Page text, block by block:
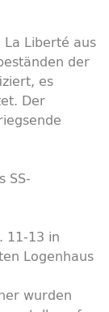
Liberté aus
der
es
Der
SS-
11-13 in
Logenhaus
wurden